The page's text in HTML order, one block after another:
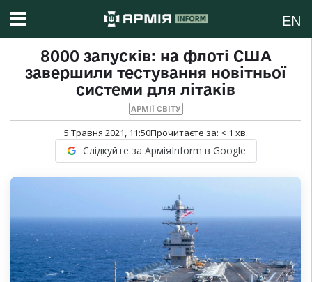
EN
8000 запусків: на флоті США
завершили тестування новітньої
системи для літаків
АРМІЇ СВІТУ
5 Травня 2021, 11:50Прочитаєте за: < 1 хв.
Слідкуйте за АрміяInform в Google